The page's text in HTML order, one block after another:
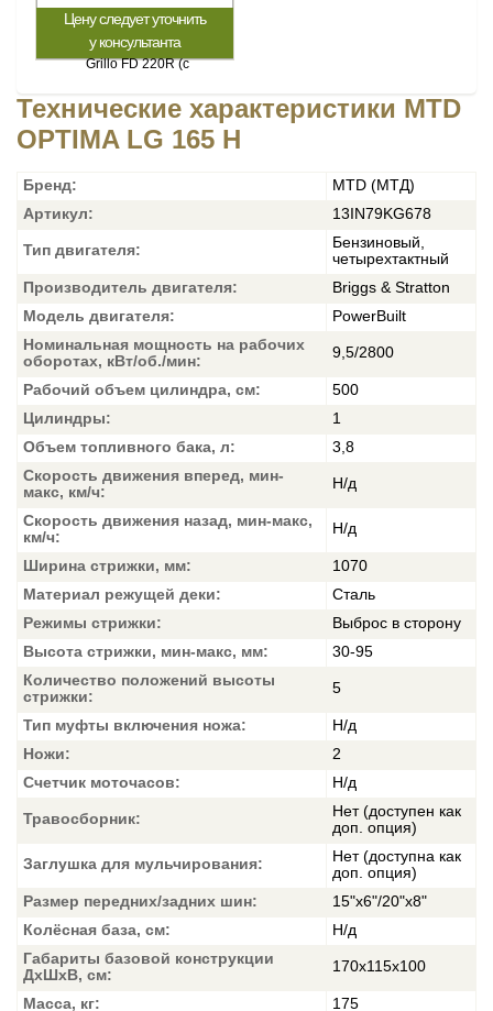
Цену следует уточнить
у консультанта
Технические характеристики MTD
OPTIMA LG 165 H
Бренд:
MTD (МТД)
Артикул:
13IN79KG678
Тип двигателя:
Бензиновый,
четырехтактный
Производитель двигателя:
Briggs & Stratton
Модель двигателя:
PowerBuilt
Номинальная мощность на рабочих
оборотах, кВт/об./мин:
9,5/2800
Рабочий объем цилиндра, см:
500
Цилиндры:
1
Объем топливного бака, л:
3,8
Скорость движения вперед, мин-
макс, км/ч:
Н/д
Скорость движения назад, мин-макс,
км/ч:
Н/д
Ширина стрижки, мм:
1070
Материал режущей деки:
Сталь
Режимы стрижки:
Выброс в сторону
Высота стрижки, мин-макс, мм:
30-95
Количество положений высоты
стрижки:
5
Тип муфты включения ножа:
Н/д
Ножи:
2
Счетчик моточасов:
Н/д
Травосборник:
Нет (доступен как
доп. опция)
Заглушка для мульчирования:
Нет (доступна как
доп. опция)
Размер передних/задних шин:
15"х6"/20"х8"
Колёсная база, см:
Н/д
Габариты базовой конструкции
ДхШхВ, см:
170х115х100
Масса, кг:
175